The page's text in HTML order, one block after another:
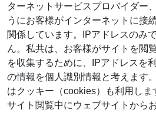
ターネットサービスプロバイダー
うにお客様がインターネットに接
関係しています。IPアドレスのみ
ん。私共は、お客様がサイトを閲
を収集するために、IPアドレスを
の情報を個人識別情報と考えます
はクッキー（cookies）も利用し
サイト閲覧中にウェブサイトから